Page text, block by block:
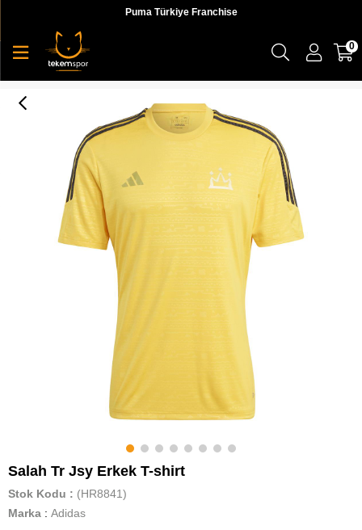
Puma Türkiye Franchise
0
Salah Tr Jsy Erkek T-shirt
Stok Kodu
(HR8841)
Marka : Adidas